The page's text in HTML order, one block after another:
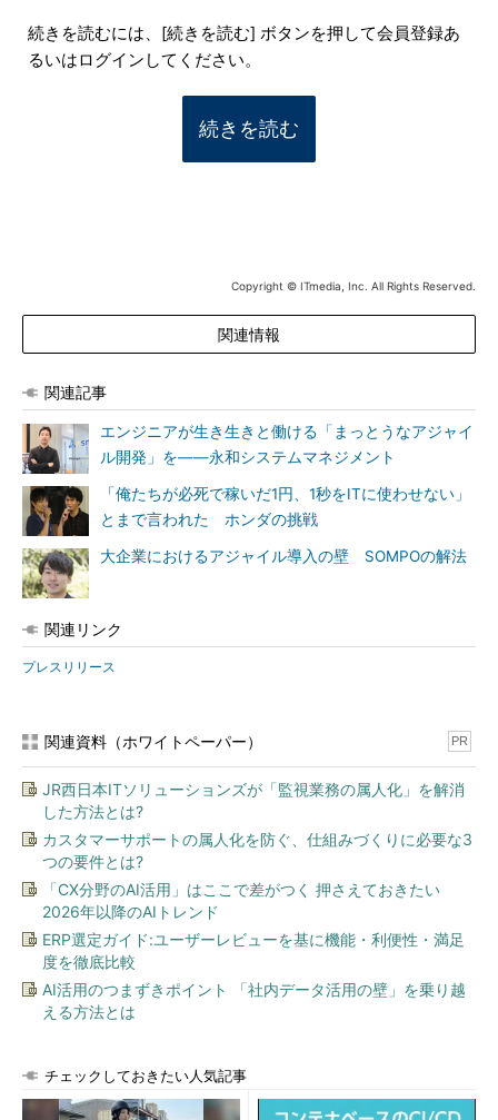
続きを読むには、[続きを読む] ボタンを押して会員登録あ
るいはログインしてください。
続きを読む
Copyright © ITmedia, Inc. All Rights Reserved.
関連情報
関連記事
エンジニアが生き生きと働ける「まっとうなアジャイ
ル開発」を――永和システムマネジメント
「俺たちが必死で稼いだ1円、1秒をITに使わせない」
とまで言われた ホンダの挑戦
大企業におけるアジャイル導入の壁 SOMPOの解法
関連リンク
プレスリリース
関連資料（ホワイトペーパー） PR
JR西日本ITソリューションズが「監視業務の属人化」を解消
した方法とは?
カスタマーサポートの属人化を防ぐ、仕組みづくりに必要な3
つの要件とは?
「CX分野のAI活用」はここで差がつく 押さえておきたい
2026年以降のAIトレンド
ERP選定ガイド:ユーザーレビューを基に機能・利便性・満足
度を徹底比較
AI活用のつまずきポイント 「社内データ活用の壁」を乗り越
える方法とは
チェックしておきたい人気記事